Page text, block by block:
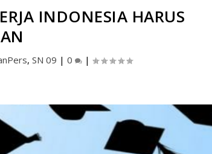
INDONESIA HARUS
, SN 09 | 0 |